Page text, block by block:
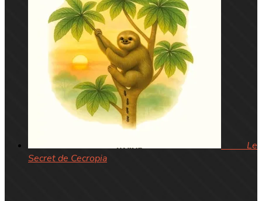
Le
Secret de Cecropia